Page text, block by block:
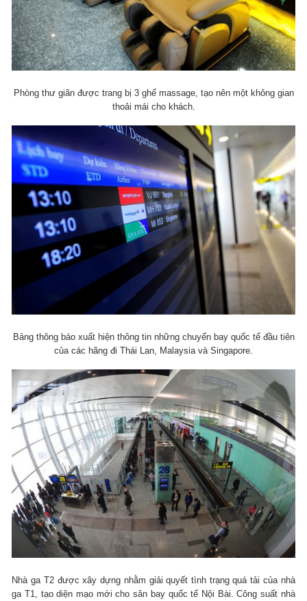
Phòng thư giãn được trang bị 3 ghế massage, tạo nên một không gian
thoải mái cho khách.
Bảng thông báo xuất hiện thông tin những chuyến bay quốc tế đầu tiên
của các hãng đi Thái Lan, Malaysia và Singapore.
Nhà ga T2 được xây dựng nhằm giải quyết tình trạng quá tải của nhà
ga T1, tạo diện mạo mới cho sân bay quốc tế Nội Bài. Công suất nhà